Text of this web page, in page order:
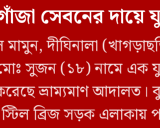
সেবনের
দীঘিনালা
সুজন (১৮) নামে এক
ভ্রাম্যমাণ
ব্রিজ সড়ক এলাকায়